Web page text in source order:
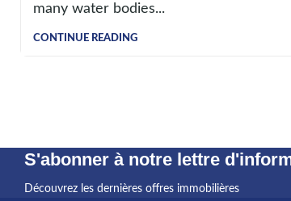
many water bodies...
CONTINUE READING
S'abonner à notre lettre
Découvrez les dernières offres immobilières